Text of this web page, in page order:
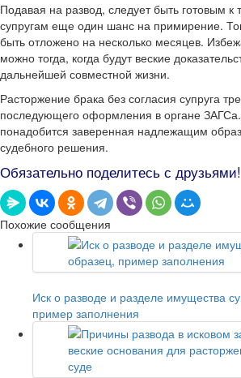
Подавая на развод, следует быть готовым к
супругам еще один шанс на примирение.
быть отложено на несколько месяцев.
можно тогда, когда будут веские
дальнейшей совместной жизни.
Расторжение брака без согласия супруга
последующего оформления в органе ЗАГСа.
понадобится заверенная надлежащим
судебного решения.
Обязательно поделитесь с друзьями!
Похожие сообщения
Иск о разводе и разделе имущества
пример заполнения